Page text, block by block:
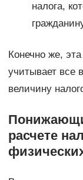
налога,
Конечно же,
учитывает все
величину
расчете